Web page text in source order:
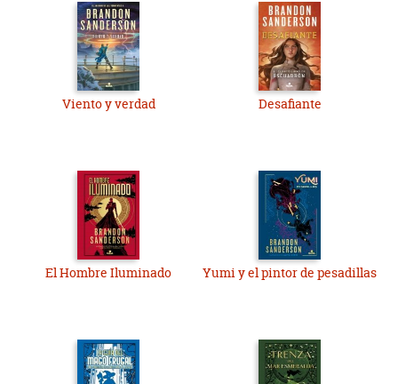
Viento y verdad Desafiante
El Hombre Iluminado Yumi y el pintor de pesadillas